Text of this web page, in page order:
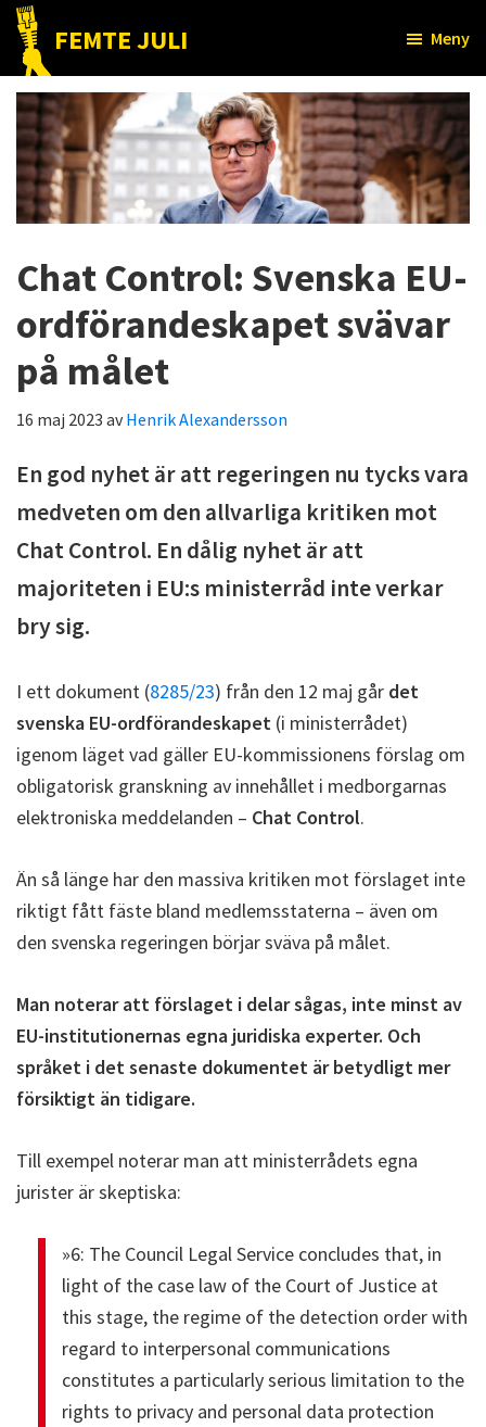
Hoppa
huvudinnehåll
Hoppa
det
primära
sidofältet
FEMTE JULI
Nätet
till
folket!
Meny
Chat Control: Svenska EU-
ordförandeskapet svävar
på målet
16 maj 2023 avHenrik Alexandersson
En god nyhet är att regeringen nu tycks vara
medveten om den allvarliga kritiken mot
Chat Control. En dålig nyhet är att
majoriteten i EU:s ministerråd inte verkar
bry sig.
I ett dokument (8285/23) från den 12 maj går det
svenska EU-ordförandeskapet (i ministerrådet)
igenom läget vad gäller EU-kommissionens förslag om
obligatorisk granskning av innehållet i medborgarnas
elektroniska meddelanden – Chat Control.
Än så länge har den massiva kritiken mot förslaget inte
riktigt fått fäste bland medlemsstaterna – även om
den svenska regeringen börjar sväva på målet.
Man noterar att förslaget i delar sågas, inte minst av
EU-institutionernas egna juridiska experter. Och
språket i det senaste dokumentet är betydligt mer
försiktigt än tidigare.
Till exempel noterar man att ministerrådets egna
jurister är skeptiska:
»6: The Council Legal Service concludes that, in
light of the case law of the Court of Justice at
this stage, the regime of the detection order with
regard to interpersonal communications
constitutes a particularly serious limitation to the
rights to privacy and personal data protection